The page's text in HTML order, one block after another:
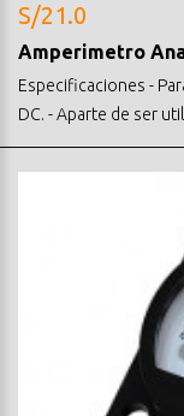
S/21.0
Amperimetro
Especificaciones -
DC. - Aparte de ser